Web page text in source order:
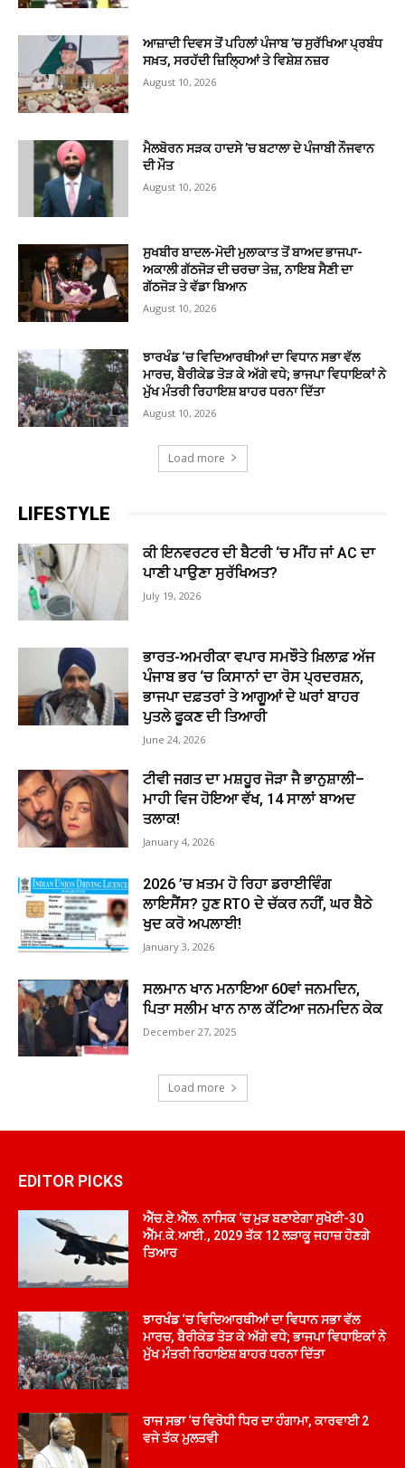
ਆਜ਼ਾਦੀ ਦਿਵਸ ਤੋਂ ਪਹਿਲਾਂ ਪੰਜਾਬ ’ਚ ਸੁਰੱਖਿਆ ਪ੍ਰਬੰਧ
ਸਖ਼ਤ, ਸਰਹੱਦੀ ਜ਼ਿਲ੍ਹਿਆਂ ਤੇ ਵਿਸ਼ੇਸ਼ ਨਜ਼ਰ
August 10, 2026
ਮੈਲਬੋਰਨ ਸੜਕ ਹਾਦਸੇ ’ਚ ਬਟਾਲਾ ਦੇ ਪੰਜਾਬੀ ਨੌਜਵਾਨ
ਦੀ ਮੌਤ
August 10, 2026
ਸੁਖਬੀਰ ਬਾਦਲ-ਮੋਦੀ ਮੁਲਾਕਾਤ ਤੋਂ ਬਾਅਦ ਭਾਜਪਾ-
ਅਕਾਲੀ ਗੱਠਜੋੜ ਦੀ ਚਰਚਾ ਤੇਜ਼, ਨਾਇਬ ਸੈਣੀ ਦਾ
ਗੱਠਜੋੜ ਤੇ ਵੱਡਾ ਬਿਆਨ
August 10, 2026
ਝਾਰਖੰਡ ‘ਚ ਵਿਦਿਆਰਥੀਆਂ ਦਾ ਵਿਧਾਨ ਸਭਾ ਵੱਲ
ਮਾਰਚ, ਬੈਰੀਕੇਡ ਤੋੜ ਕੇ ਅੱਗੇ ਵਧੇ; ਭਾਜਪਾ ਵਿਧਾਇਕਾਂ ਨੇ
ਮੁੱਖ ਮੰਤਰੀ ਰਿਹਾਇਸ਼ ਬਾਹਰ ਧਰਨਾ ਦਿੱਤਾ
August 10, 2026
Load more
LIFESTYLE
ਕੀ ਇਨਵਰਟਰ ਦੀ ਬੈਟਰੀ ‘ਚ ਮੀਂਹ ਜਾਂ AC ਦਾ
ਪਾਣੀ ਪਾਉਣਾ ਸੁਰੱਖਿਅਤ?
July 19, 2026
ਭਾਰਤ-ਅਮਰੀਕਾ ਵਪਾਰ ਸਮਝੌਤੇ ਖ਼ਿਲਾਫ਼ ਅੱਜ
ਪੰਜਾਬ ਭਰ ‘ਚ ਕਿਸਾਨਾਂ ਦਾ ਰੋਸ ਪ੍ਰਦਰਸ਼ਨ,
ਭਾਜਪਾ ਦਫ਼ਤਰਾਂ ਤੇ ਆਗੂਆਂ ਦੇ ਘਰਾਂ ਬਾਹਰ
ਪੁਤਲੇ ਫੂਕਣ ਦੀ ਤਿਆਰੀ
June 24, 2026
ਟੀਵੀ ਜਗਤ ਦਾ ਮਸ਼ਹੂਰ ਜੋੜਾ ਜੈ ਭਾਨੁਸ਼ਾਲੀ–
ਮਾਹੀ ਵਿਜ ਹੋਇਆ ਵੱਖ, 14 ਸਾਲਾਂ ਬਾਅਦ
ਤਲਾਕ!
January 4, 2026
2026 ’ਚ ਖ਼ਤਮ ਹੋ ਰਿਹਾ ਡਰਾਈਵਿੰਗ
ਲਾਇਸੈਂਸ? ਹੁਣ RTO ਦੇ ਚੱਕਰ ਨਹੀਂ, ਘਰ ਬੈਠੇ
ਖੁਦ ਕਰੋ ਅਪਲਾਈ!
January 3, 2026
ਸਲਮਾਨ ਖਾਨ ਮਨਾਇਆ 60ਵਾਂ ਜਨਮਦਿਨ,
ਪਿਤਾ ਸਲੀਮ ਖਾਨ ਨਾਲ ਕੱਟਿਆ ਜਨਮਦਿਨ ਕੇਕ
December 27, 2025
Load more
EDITOR PICKS
ਐੱਚ.ਏ.ਐੱਲ. ਨਾਸਿਕ ‘ਚ ਮੁੜ ਬਣਾਏਗਾ ਸੁਖੋਈ-30
ਐੱਮ.ਕੇ.ਆਈ., 2029 ਤੱਕ 12 ਲੜਾਕੂ ਜਹਾਜ਼ ਹੋਣਗੇ
ਤਿਆਰ
ਝਾਰਖੰਡ ‘ਚ ਵਿਦਿਆਰਥੀਆਂ ਦਾ ਵਿਧਾਨ ਸਭਾ ਵੱਲ
ਮਾਰਚ, ਬੈਰੀਕੇਡ ਤੋੜ ਕੇ ਅੱਗੇ ਵਧੇ; ਭਾਜਪਾ ਵਿਧਾਇਕਾਂ ਨੇ
ਮੁੱਖ ਮੰਤਰੀ ਰਿਹਾਇਸ਼ ਬਾਹਰ ਧਰਨਾ ਦਿੱਤਾ
ਰਾਜ ਸਭਾ ‘ਚ ਵਿਰੋਧੀ ਧਿਰ ਦਾ ਹੰਗਾਮਾ, ਕਾਰਵਾਈ 2
ਵਜੇ ਤੱਕ ਮੁਲਤਵੀ